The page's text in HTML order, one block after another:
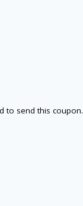
to send this coupon.